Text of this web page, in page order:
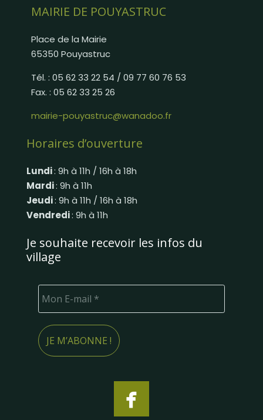
MAIRIE DE POUYASTRUC
Place de la Mairie
65350 Pouyastruc
Tél. : 05 62 33 22 54 / 09 77 60 76 53
Fax. : 05 62 33 25 26
mairie-pouyastruc@wanadoo.fr
Horaires d’ouverture
Lundi: 9h à 11h / 16h à 18h
Mardi: 9h à 11h
Jeudi: 9h à 11h / 16h à 18h
Vendredi: 9h à 11h
Je souhaite recevoir les infos du
village